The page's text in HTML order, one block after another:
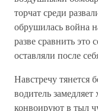
торчат среди
обрушилась война
разве сравнить
оставляли после
Навстречу тянется
водитель
конвоируют в тыл